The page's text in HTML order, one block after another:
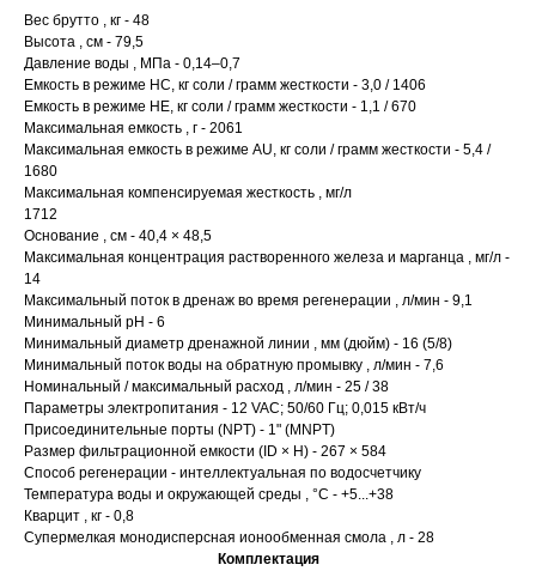
Вес брутто , кг - 48
Высота , см - 79,5
Давление воды , МПа - 0,14–0,7
Емкость в режиме HC, кг соли / грамм жесткости - 3,0 / 1406
Емкость в режиме HE, кг соли / грамм жесткости - 1,1 / 670
Максимальная емкость , г - 2061
Максимальная емкость в режиме AU, кг соли / грамм жесткости - 5,4 /
1680
Максимальная компенсируемая жесткость , мг/л
1712
Основание , см - 40,4 × 48,5
Максимальная концентрация растворенного железа и марганца , мг/л -
14
Максимальный поток в дренаж во время регенерации , л/мин - 9,1
Минимальный pH - 6
Минимальный диаметр дренажной линии , мм (дюйм) - 16 (5/8)
Минимальный поток воды на обратную промывку , л/мин - 7,6
Номинальный / максимальный расход , л/мин - 25 / 38
Параметры электропитания - 12 VAC; 50/60 Гц; 0,015 кВт/ч
Присоединительные порты (NPT) - 1" (MNPT)
Размер фильтрационной емкости (ID × Н) - 267 × 584
Способ регенерации - интеллектуальная по водосчетчику
Температура воды и окружающей среды , °C - +5...+38
Кварцит , кг - 0,8
Супермелкая монодисперсная ионообменная смола , л - 28
Комплектация
Поиск